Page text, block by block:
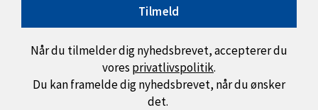
Tilmeld
Når du tilmelder dig nyhedsbrevet, accepterer du
vores privatlivspolitik.
Du kan framelde dig nyhedsbrevet, når du ønsker
det.